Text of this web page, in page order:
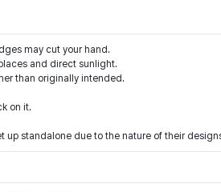
may cut your hand.
and direct sunlight.
than originally intended.
on it.
up standalone due to the nature of their